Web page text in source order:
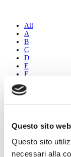
Questo sito
Questo sito
necessari alla
All
A
B
C
D
E
F
H
L
M
N
P